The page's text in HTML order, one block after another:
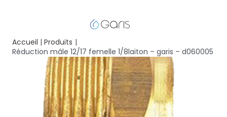
Accueil
Produits
Réduction mâle 12/17 femelle 1/8laiton – garis – d060005